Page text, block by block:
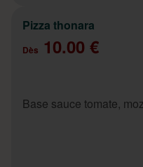
Pizza thonara
Dès 10.00 €
Base sauce tomate,